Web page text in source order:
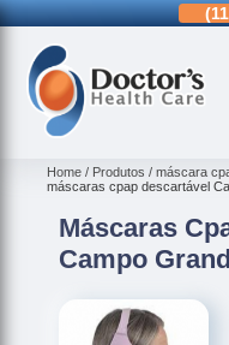
3963-0036
Home Produtos máscara
máscaras cpap descartável
Máscaras
Campo